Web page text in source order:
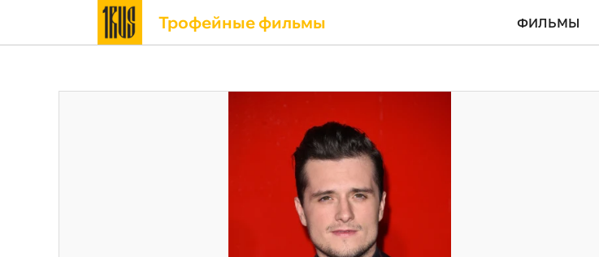
Трофейные фильмы ФИЛЬМЫ